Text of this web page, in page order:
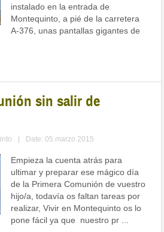
instalado en la entrada de
Montequinto, a pié de la carretera
A-376, unas pantallas gigantes de
sin salir de
Date: 05 marzo 2015
Empieza la cuenta atrás para
ultimar y preparar ese mágico día
de la Primera Comunión de vuestro
hijo/a, todavía os faltan tareas por
realizar, Vivir en Montequinto os lo
pone fácil ya que nuestro pr ...